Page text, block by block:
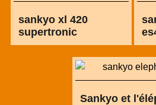
sankyo xl 420
supertronic
Sankyo et